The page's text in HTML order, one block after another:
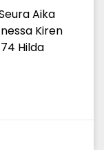
Aika
Kiren
Hilda